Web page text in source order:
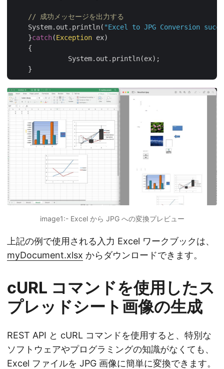
// 成功メッセージを出力する
    System.out.println(
"Excel to JPG Conversion
    }
catch(Exception ex)
    {
image1:- Excel から JPG への変換プレビュー
上記の例で使用される入力 Excel ワークブックは、
myDocument.xlsx からダウンロードできます。
cURL コマンドを使用したス
プレッドシート画像の生成
REST API と cURL コマンドを使用すると、特別な
ソフトウェアやプログラミングの知識がなくても、
Excel ファイルを JPG 画像に簡単に変換できます。